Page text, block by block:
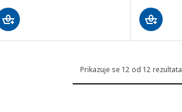
Prikazuje se 12 od 12 rezultata